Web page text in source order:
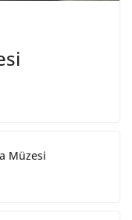
Müzesi